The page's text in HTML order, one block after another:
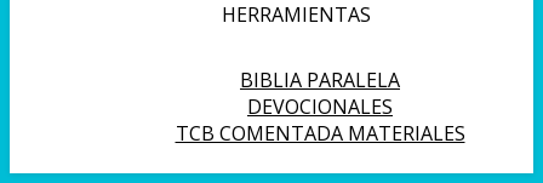
HERRAMIENTAS
BIBLIA PARALELA
DEVOCIONALES
TCB COMENTADA MATERIALES